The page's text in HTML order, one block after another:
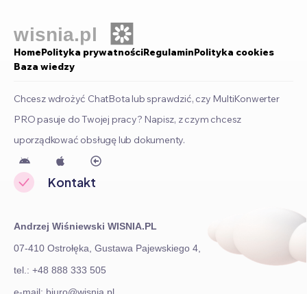
HomePolityka prywatnościRegulaminPolityka cookies
Baza wiedzy
Chcesz wdrożyć ChatBota lub sprawdzić, czy MultiKonwerter
PRO pasuje do Twojej pracy? Napisz, z czym chcesz
uporządkować obsługę lub dokumenty.
Kontakt
Andrzej Wiśniewski WISNIA.PL
07-410 Ostrołęka, Gustawa Pajewskiego 4,